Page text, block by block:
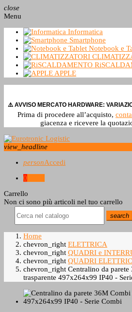
close
Menu
Informatica
Smartphone
Notebook e
APPLE
⚠️ AVVISO MERCATO HARDWARE:
Prima di procedere all’acquisto,
giacenza e ricevere la
view_headline
personAccedi
0
Carrello
Non ci sono più articoli nel tuo carrello
search
Home
chevron_right ELETTRICA
chevron_right QUADRI e
chevron_right QUADRI
chevron_right Centralino da
trasparente 497x264x99 IP40 -